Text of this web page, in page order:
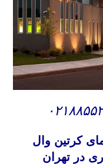
کرتین وال
در تهران